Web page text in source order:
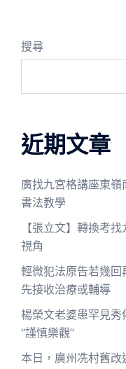
搜尋
近期文章
廣找九宮格講座東
書法教學
【張立文】轉換考
視角
輕微犯法原告若幾
先接收治療或輔導
楊榮文老婆患罕見
“謹慎樂觀”
本日，廣州冼村舊